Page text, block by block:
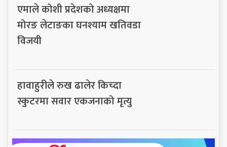
एमाले कोशी प्रदेशको अध्यक्षमा
मोरङ लेटाङका घनश्याम खतिवडा
विजयी
हावाहुरीले रुख ढालेर किच्दा
स्कुटरमा सवार एकजनाको मृत्यु